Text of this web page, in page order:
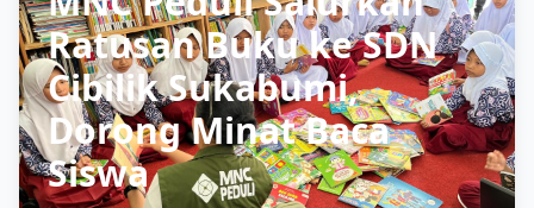
Ratusan Buku ke SDN
Cibilik Sukabumi,
Dorong Minat Baca
Siswa